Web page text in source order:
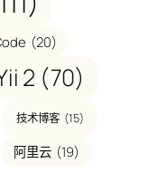
(20)
2 (70)
技术博客 (15)
阿里云 (19)